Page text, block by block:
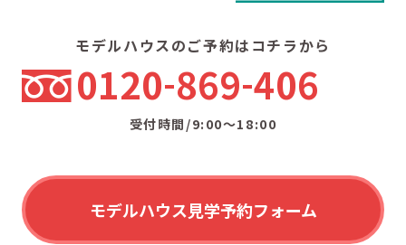
モデルハウスのご予約はコチラから
0120 869 406
受付時間/9:00〜18:00
モデルハウス見学予約フォーム